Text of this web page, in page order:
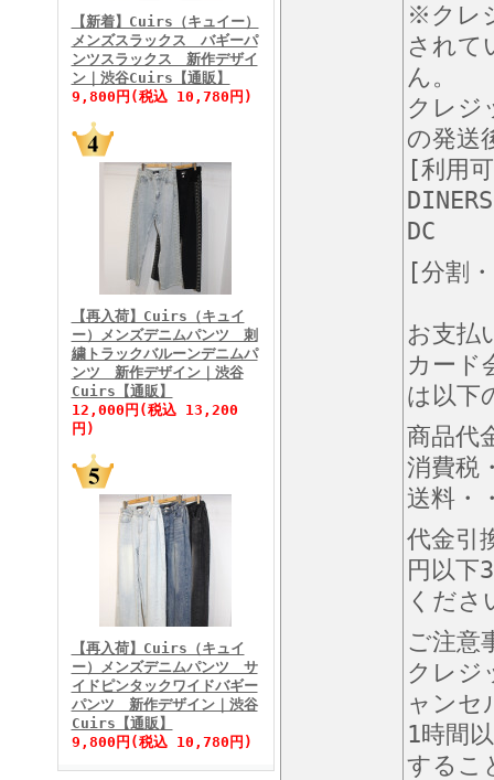
FINEBOYS2026年2月号
FINEBOYS2026年1月号
FINEBOYS2025年11月号
【新着】Cuirs（キュイー）
メンズスラックス バギーパ
ンツスラックス 新作デザイ
ン｜渋谷Cuirs【通販】
9,800円(税込 10,780円)
【再入荷】Cuirs（キュイ
ー）メンズデニムパンツ 刺
繍トラックバルーンデニムパ
ンツ 新作デザイン｜渋谷
Cuirs【通販】
12,000円(税込 13,200
円)
【再入荷】Cuirs（キュイ
ー）メンズデニムパンツ サ
イドピンタックワイドバギー
パンツ 新作デザイン｜渋谷
Cuirs【通販】
9,800円(税込 10,780円)
※クレ
されて
ん。
クレジ
の発送
[利用
DC
[分割
お支払
カード
は以下
商品代
消費税
送料・
代金引
円以下
くださ
ご注意
クレジ
ャンセ
1時間
するこ